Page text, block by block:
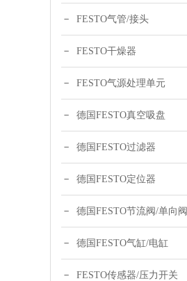
FESTO气管/接头
FESTO干燥器
FESTO气源处理单元
德国FESTO真空吸盘
德国FESTO过滤器
德国FESTO定位器
德国FESTO节流阀/单向阀
德国FESTO气缸/电缸
FESTO传感器/压力开关